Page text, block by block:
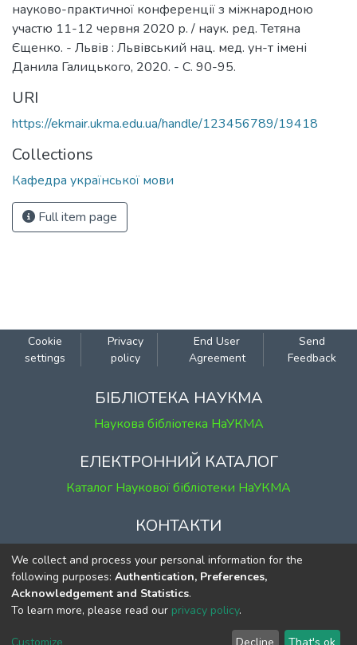
науково-практичної конференції з міжнародною
участю 11-12 червня 2020 р. / наук. ред. Тетяна
Єщенко. - Львів : Львівський нац. мед. ун-т імені
Данила Галицького, 2020. - С. 90-95.
URI
https://ekmair.ukma.edu.ua/handle/123456789/19418
Collections
Кафедра української мови
Full item page
Cookie
settings
Privacy
policy
End User
Agreement
Send
Feedback
БІБЛІОТЕКА НАУКМА
Наукова бібліотека НаУКМА
ЕЛЕКТРОННИЙ КАТАЛОГ
Каталог Наукової бібліотеки НаУКМА
КОНТАКТИ
м. Київ, вул. Григорія Сковороди, 2
к. 1, к. 120
тел. (044) 463-69-31
ekmair@ukma.edu.ua
We collect and process your personal information for the
following purposes: Authentication, Preferences,
Acknowledgement and Statistics.
To learn more, please read our privacy policy.